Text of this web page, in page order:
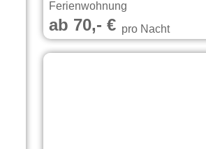
Ferienwohnung
ab 70,- € pro Nacht